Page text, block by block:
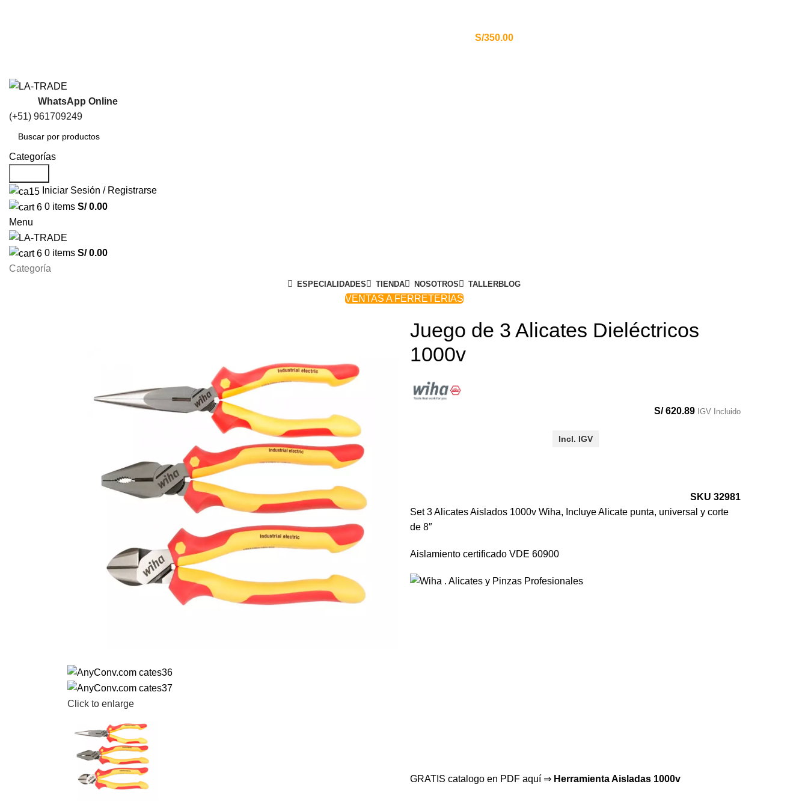
S/350.00
WhatsApp Online
(+51) 961709249
Categorías
Iniciar Sesión / Registrarse
0 items S/0.00
Menu
0 items S/0.00
Categoría
ESPECIALIDADES TIENDA NOSOTROS TALLERBLOG
VENTAS A FERRETERÍAS
Click to enlarge
Juego de 3 Alicates Dieléctricos
1000v
S/620.89 IGV Incluido
Incl. IGV
SKU 32981
Set 3 Alicates Aislados 1000v Wiha, Incluye Alicate punta, universal y corte
de 8″
Aislamiento certificado VDE 60900
GRATIS catalogo en PDF aquí ⇒ Herramienta Aisladas 1000v